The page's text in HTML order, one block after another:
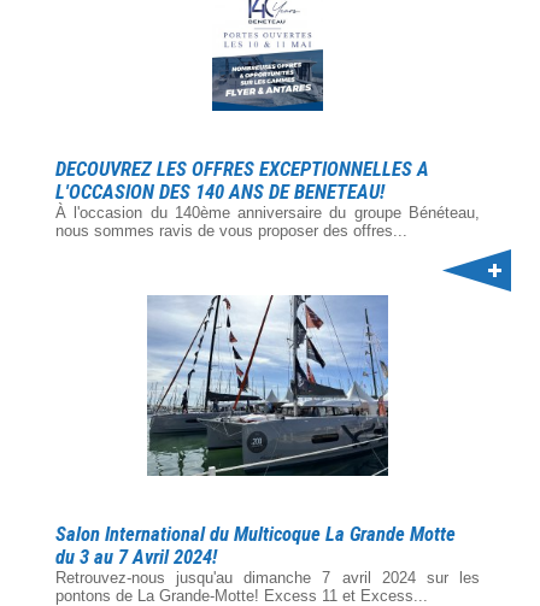
DECOUVREZ LES OFFRES EXCEPTIONNELLES A
L'OCCASION DES 140 ANS DE BENETEAU!
À l'occasion du 140ème anniversaire du groupe Bénéteau,
nous sommes ravis de vous proposer des offres...
Salon International du Multicoque La Grande Motte
du 3 au 7 Avril 2024!
Retrouvez-nous jusqu'au dimanche 7 avril 2024 sur les
pontons de La Grande-Motte! Excess 11 et Excess...